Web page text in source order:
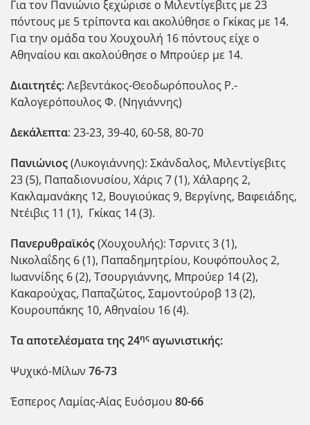
Για τον Πανιώνιο ξεχώρισε ο Μιλεντίγεβιτς με 23
πόντους με 5 τρίποντα και ακολύθησε ο Γκίκας με 14.
Για την ομάδα του Χουχουλή 16 πόντους είχε ο
Αθηναίου και ακολούθησε ο Μπρούερ με 14.
Διαιτητές: Λεβεντάκος-Θεοδωρόπουλος Ρ.-
Καλογερόπουλος Φ. (Νηγιάννης)
Δεκάλεπτα: 23-23, 39-40, 60-58, 80-70
Πανιώνιος(Λυκογιάννης): Σκάνδαλος, Μιλεντίγεβιτς
23 (5), Παπαδιονυσίου, Χάρις 7 (1), Χάλαρης 2,
Κακλαμανάκης 12, Βουγιούκας 9, Βεργίνης, Βαφειάδης,
Ντέιβις 11 (1), Γκίκας 14 (3).
Πανερυθραϊκός(Χουχουλής): Τσρνιτς 3 (1),
Νικολαΐδης 6 (1), Παπαδημητρίου, Κουφόπουλος 2,
Ιωαννίδης 6 (2), Τσουργιάννης, Μπρούερ 14 (2),
Κακαρούχας, Παπαζώτος, Σαμοντούροβ 13 (2),
Κουρουπάκης 10, Αθηναίου 16 (4).
Τα αποτελέσματα της 24ης αγωνιστικής:
Ψυχικό-Μίλων 76-73
Έσπερος Λαμίας-Αίας Ευόσμου 80-66